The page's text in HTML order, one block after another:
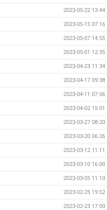
2023-05-22 13:44
2023-05-15 07:16
2023-05-07 14:55
2023-05-01 12:35
2023-04-23 11:34
2023-04-17 09:38
2023-04-11 07:06
2023-04-02 15:01
2023-03-27 08:20
2023-03-20 06:26
2023-03-12 11:11
2023-03-10 16:00
2023-03-05 11:10
2023-02-25 19:52
2023-02-23 17:00